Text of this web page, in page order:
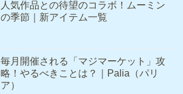
人気作品との待望のコラボ！ムーミン
の季節｜新アイテム一覧
毎月開催される「マジマーケット」攻
略！やるべきことは？｜Palia（パリ
ア）